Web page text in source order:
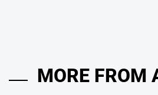
MORE FROM